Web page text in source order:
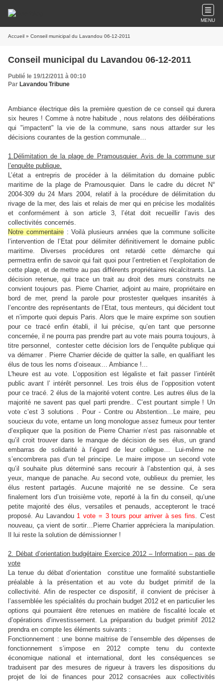
MENU
Accueil » Conseil municipal du Lavandou 06-12-2011
Conseil municipal du Lavandou 06-12-2011
Publié le 19/12/2011 à 00:10
Par Lavandou Tribune
Ambiance électrique dès la première question de ce conseil qui durera
six heures ! Comme à notre habitude , nous relatons des délibérations
qui "impactent" la vie de la commune, sans nous attarder sur les
décisions courantes de la gestion communale…
1.Délimitation de la plage de Pramousquier. Avis de la commune sur
l’enquête publique.
L’état a entrepris de procéder à la délimitation du domaine public
maritime de la plage de Pramousquier. Dans le cadre du décret N°
2004-309 du 24 Mars 2004, relatif à la procédure de délimitation du
rivage de la mer, des lais et relais de mer qui en précise les modalités
et conformément à son article 3, l’état doit recueillir l’avis des
collectivités concernés.
Notre commentaire: Voilà plusieurs années que la commune sollicite
l’intervention de l’Etat pour délimiter définitivement le domaine public
maritime. Diverses procédures ont retardé cette démarche qui
permettra enfin de savoir qui fait quoi pour l’entretien et l’exploitation de
cette plage, et de mettre au pas différents propriétaires récalcitrants. La
décision retenue, qui trace un trait au droit des murs construits ne
convient toujours pas. Pierre Charrier, adjoint au maire, propriétaire en
bord de mer, prend la parole pour prostester quelques insanités à
l’encontre des représentants de l’Etat, tous menteurs, qui décident tout
et n’importe quoi depuis Paris. Alors que le maire exprime son soutien
pour ce tracé enfin établi, il lui précise, qu’en tant que personne
concernée, il ne pourra pas prendre part au vote mais pourra toujours, à
titre personnel, contester cette décision lors de l’enquête publique qui
va démarrer . Pierre Charrier décide de quitter la salle, en qualifiant les
élus de tous les noms d’oiseaux… Ambiance !...
L'heure est au vote. L’opposition est légaliste et fait passer l’intérêt
public avant l’ intérêt personnel. Les trois élus de l’opposition votent
pour ce tracé. 2 élus de la majorité votent contre. Les autres élus de la
majorité ne savent pas quel parti prendre.. C’est pourtant simple ! Un
vote c’est 3 solutions . Pour - Contre ou Abstention…Le maire, peu
soucieux du vote, entame un long monologue assez fumeux pour tenter
d’expliquer que la position de Pierre Charrier n’est pas raisonnable et
qu’il croit trouver dans le manque de décision de ses élus, un grand
embarras de solidarité à l’égard de leur collègue… Lui-même ne
s’encombrera pas d’un tel principe. Le maire impose un second vote
qu’il souhaite plus déterminé sans recourir à l’abstention qui, à ses
yeux, manque de panache. Au second vote, oublieux du premier, les
élus restent partagés. Aucune majorité ne se dessine. Ce sera
finalement lors d’un troisième vote, reporté à la fin du conseil, qu’une
petite majorité des élus, versatiles et penauds, accepteront le tracé
proposé. Au Lavandou 1 vote = 3 tours pour arriver à ses fins. C’est
nouveau, ça vient de sortir…Pierre Charrier appréciera la manipulation.
Il lui reste la solution de démissionner !
2. Débat d’orientation budgétaire Exercice 2012 – Information – pas de
vote
La tenue du débat d’orientation constitue une formalité substantielle
préalable à la présentation et au vote du budget primitif de la
collectivité. Afin de respecter ce dispositif, il convient de préciser à
l’assemblée les spécialités du prochain budget 2012 et en particulier les
options qui pourraient être retenues en matière de fiscalité locale et
d’opérations d’investissement. La préparation du budget primitif 2012
prendra en compte les éléments suivants :
Fonctionnement : une bonne maitrise de l’ensemble des dépenses de
fonctionnement s’impose en 2012 compte tenu du contexte
économique national et international, dont les conséquences se
traduisent par des mesures de rigueur à travers les dispositions du
projet de loi de finances pour 2012 consacrées aux collectivités